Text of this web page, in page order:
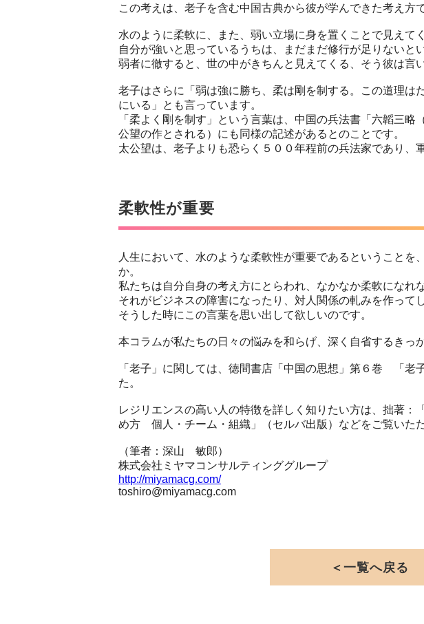
この考えは、老子を含む中国古典から彼が学んできた考え方
水のように柔軟に、また、弱い立場に身を置くことで見えて
自分が強いと思っているうちは、まだまだ修行が足りないと
弱者に徹すると、世の中がきちんと見えてくる、そう彼は言
老子はさらに「弱は強に勝ち、柔は剛を制する。この道理は
にいる」とも言っています。
「柔よく剛を制す」という言葉は、中国の兵法書「六韜三
公望の作とされる）にも同様の記述があるとのことです。
太公望は、老子よりも恐らく５００年程前の兵法家であり、
柔軟性が重要
人生において、水のような柔軟性が重要であるということを
か。
私たちは自分自身の考え方にとらわれ、なかなか柔軟になれ
それがビジネスの障害になったり、対人関係の軋みを作って
そうした時にこの言葉を思い出して欲しいのです。
本コラムが私たちの日々の悩みを和らげ、深く自省するきっ
「老子」に関しては、徳間書店「中国の思想」第６巻 「老
た。
レジリエンスの高い人の特徴を詳しく知りたい方は、拙著：
め方 個人・チーム・組織」（セルバ出版）などをご覧いた
（筆者：深山 敏郎）
株式会社ミヤマコンサルティンググループ
http://miyamacg.com/
toshiro@miyamacg.com
＜一覧へ戻る